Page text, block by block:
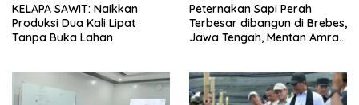
KELAPA SAWIT: Naikkan
Produksi Dua Kali Lipat
Tanpa Buka Lahan
Peternakan Sapi Perah
Terbesar dibangun di Brebes,
Jawa Tengah, Mentan Amran